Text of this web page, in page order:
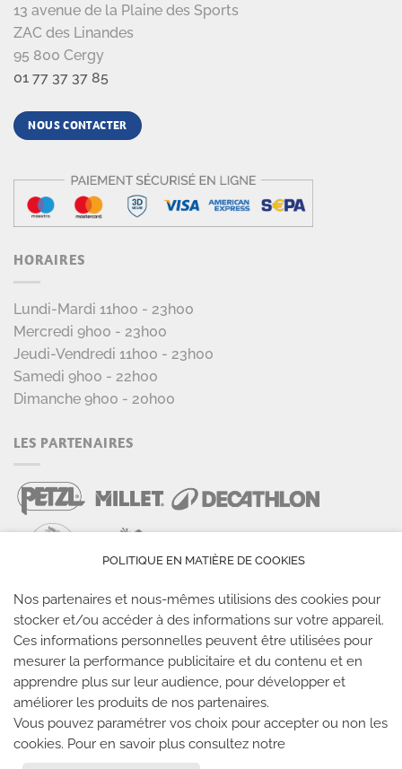
13 avenue de la Plaine des Sports
ZAC des Linandes
95 800 Cergy
01 77 37 37 85
NOUS CONTACTER
HORAIRES
Lundi-Mardi 11h00 - 23h00
Mercredi 9h00 - 23h00
Jeudi-Vendredi 11h00 - 23h00
Samedi 9h00 - 22h00
Dimanche 9h00 - 20h00
LES PARTENAIRES
LES SALLES CLIMB UP
Climb Up vous accueille dans ses salles, partout en
France
TROUVE TA SALLE
POLITIQUE EN MATIÈRE DE COOKIES
Nos partenaires et nous-mêmes utilisions des cookies pour
stocker et/ou accéder à des informations sur votre appareil.
Ces informations personnelles peuvent être utilisées pour
mesurer la performance publicitaire et du contenu et en
apprendre plus sur leur audience, pour développer et
améliorer les produits de nos partenaires.
Vous pouvez paramétrer vos choix pour accepter ou non les
cookies. Pour en savoir plus consultez notre